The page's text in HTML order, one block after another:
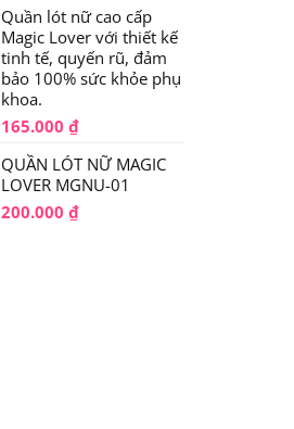
Quần lót nữ cao cấp
Magic Lover với thiết kế
tinh tế, quyến rũ, đảm
bảo 100% sức khỏe phụ
khoa.
165.000₫
QUẦN LÓT NỮ MAGIC
LOVER MGNU-01
200.000₫